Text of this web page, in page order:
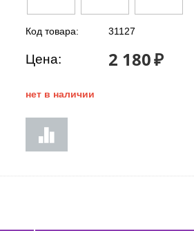
Код товара: 31127
Цена: 2 180₽
нет в наличии